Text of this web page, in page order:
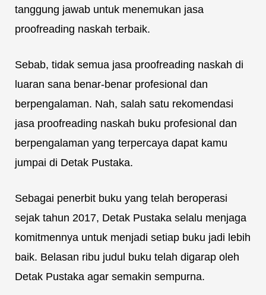
tanggung jawab untuk menemukan jasa
proofreading naskah terbaik.
Sebab, tidak semua jasa proofreading naskah di
luaran sana benar-benar profesional dan
berpengalaman. Nah, salah satu rekomendasi
jasa proofreading naskah buku profesional dan
berpengalaman yang terpercaya dapat kamu
jumpai di Detak Pustaka.
Sebagai penerbit buku yang telah beroperasi
sejak tahun 2017, Detak Pustaka selalu menjaga
komitmennya untuk menjadi setiap buku jadi lebih
baik. Belasan ribu judul buku telah digarap oleh
Detak Pustaka agar semakin sempurna.